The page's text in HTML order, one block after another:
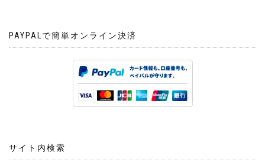
ナ
PAYPALで簡単オンライン決済
サイト内検索